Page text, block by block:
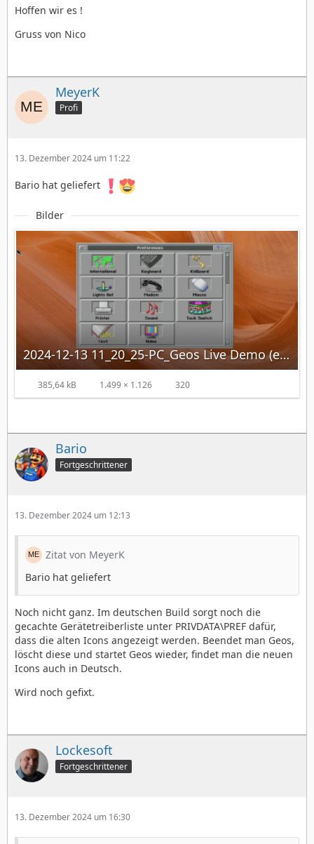
Hoffen wir es !
Gruss von Nico
MeyerK
Profi
13. Dezember 2024 um 11:22
Bario hat geliefert
Bilder
2024-12-13 11_20_25-PC_Geos Live Demo (english) – Mozilla Firefox.jpg
385,64 kB 1.499 × 1.126 320
Bario
Fortgeschrittener
13. Dezember 2024 um 12:13
Zitat von MeyerK
Bario hat geliefert
Noch nicht ganz. Im deutschen Build sorgt noch die
gecachte Gerätetreiberliste unter PRIVDATA\PREF dafür,
dass die alten Icons angezeigt werden. Beendet man Geos,
löscht diese und startet Geos wieder, findet man die neuen
Icons auch in Deutsch.
Wird noch gefixt.
Lockesoft
Fortgeschrittener
13. Dezember 2024 um 16:30